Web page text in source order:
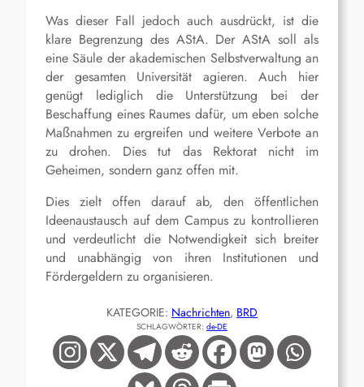
Was dieser Fall jedoch auch ausdrückt, ist die
klare Begrenzung des AStA. Der AStA soll als
eine Säule der akademischen Selbstverwaltung an
der gesamten Universität agieren. Auch hier
genügt lediglich die Unterstützung bei der
Beschaffung eines Raumes dafür, um eben solche
Maßnahmen zu ergreifen und weitere Verbote an
zu drohen. Dies tut das Rektorat nicht im
Geheimen, sondern ganz offen mit.
Dies zielt offen darauf ab, den öffentlichen
Ideenaustausch auf dem Campus zu kontrollieren
und verdeutlicht die Notwendigkeit sich breiter
und unabhängig von ihren Institutionen und
Fördergeldern zu organisieren.
KATEGORIE: Nachrichten, BRD
SCHLAGWÖRTER: de-DE